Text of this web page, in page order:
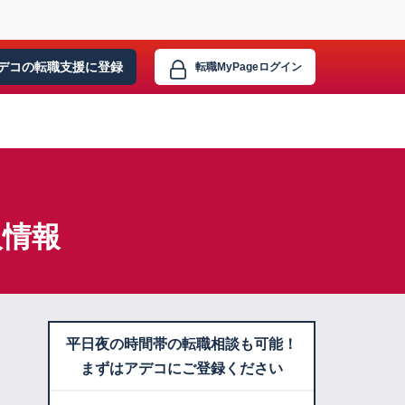
コの転職支援に登録 転職MyPageログイン
報
平日夜の時間帯の転職相談も可能！
まずはアデコにご登録ください